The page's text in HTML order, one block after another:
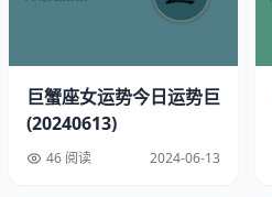
幸运方位：正北
巨蟹座女运势今日运势巨
(20240613)
46 阅读 2024-06-13